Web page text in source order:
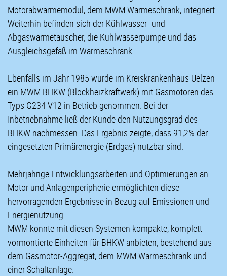
Motorabwärmemodul, dem MWM Wärmeschrank, integriert.
Weiterhin befinden sich der Kühlwasser- und
Abgaswärmetauscher, die Kühlwasserpumpe und das
Ausgleichsgefäß im Wärmeschrank.
Ebenfalls im Jahr 1985 wurde im Kreiskrankenhaus Uelzen
ein MWM BHKW (Blockheizkraftwerk) mit Gasmotoren des
Typs G234 V12 in Betrieb genommen. Bei der
Inbetriebnahme ließ der Kunde den Nutzungsgrad des
BHKW nachmessen. Das Ergebnis zeigte, dass 91,2% der
eingesetzten Primärenergie (Erdgas) nutzbar sind.
Mehrjährige Entwicklungsarbeiten und Optimierungen an
Motor und Anlagenperipherie ermöglichten diese
hervorragenden Ergebnisse in Bezug auf Emissionen und
Energienutzung.
MWM konnte mit diesen Systemen kompakte, komplett
vormontierte Einheiten für BHKW anbieten, bestehend aus
dem Gasmotor-Aggregat, dem MWM Wärmeschrank und
einer Schaltanlage.